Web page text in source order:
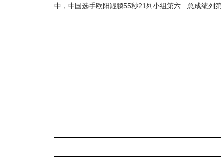
中，中国选手欧阳鲲鹏55秒21列小组第六，总成绩列